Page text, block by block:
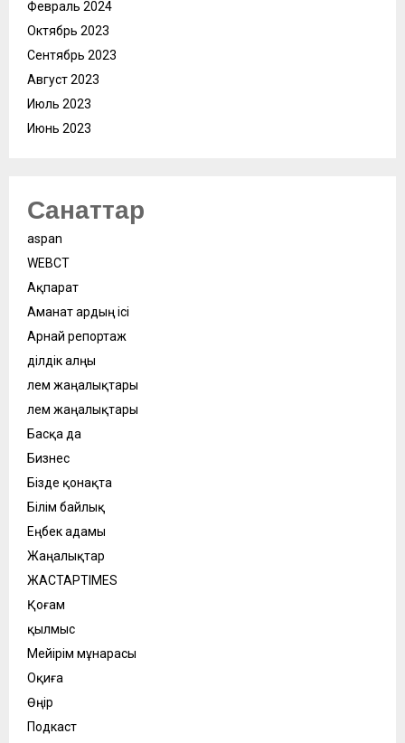
Февраль 2024
Октябрь 2023
Сентябрь 2023
Август 2023
Июль 2023
Июнь 2023
Санаттар
aspan
WEBСӘТ
Ақпарат
Аманат ардың ісі
Арнай репортаж
Әділдік алңы
Әлем жаңалықтары
Әлем жаңалықтары
Басқа да
Бизнес
Бізде қонақта
Білім байлық
Еңбек адамы
Жаңалықтар
ЖАСТАРTIMES
Қоғам
қылмыс
Мейірім мұнарасы
Оқиға
Өңір
Подкаст